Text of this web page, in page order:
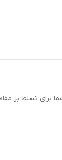
برای تسلط بر